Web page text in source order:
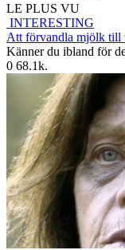
LE PLUS VU
INTERESTING
Att förvandla mjölk till
Känner du ibland för
0 68.1k.